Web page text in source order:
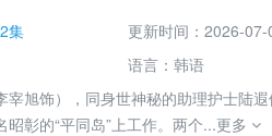
集 更新时间： 2026-07-
语言： 韩语
旭饰），同身世神秘的助理护士陆遐
彰的“平同岛”上工作。两个...更多